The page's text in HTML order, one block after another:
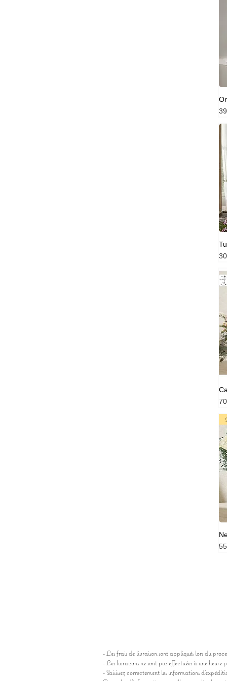
- Les frais de livraison sont appliqués lors du
- Les livraisons ne sont pas effectuées à une
- Saisissez correctement les informations